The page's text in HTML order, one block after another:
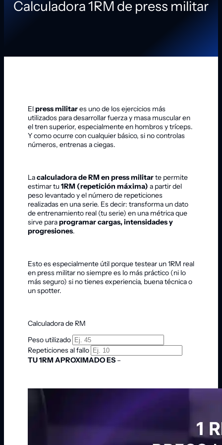
Calculadora 1RM de press militar
Elpress militares uno de los ejercicios más
utilizados para desarrollar fuerza y masa muscular en
el tren superior, especialmente en hombros y tríceps.
Y como ocurre con cualquier básico, si no controlas
números, entrenas a ciegas.
Lacalculadora de RM en press militarte permite
estimar tu1RM (repetición máxima) a partir del
peso levantado y el número de repeticiones
realizadas en una serie. Es decir: transforma un dato
de entrenamiento real (tu serie) en una métrica que
sirve paraprogramar cargas, intensidades y
progresiones.
Esto es especialmente útil porque testear un 1RM real
en press militar no siempre es lo más práctico (ni lo
más seguro) si no tienes experiencia, buena técnica o
un spotter.
Calculadora de RM
Peso utilizado
Repeticiones al fallo
TU 1RM APROXIMADO ES –